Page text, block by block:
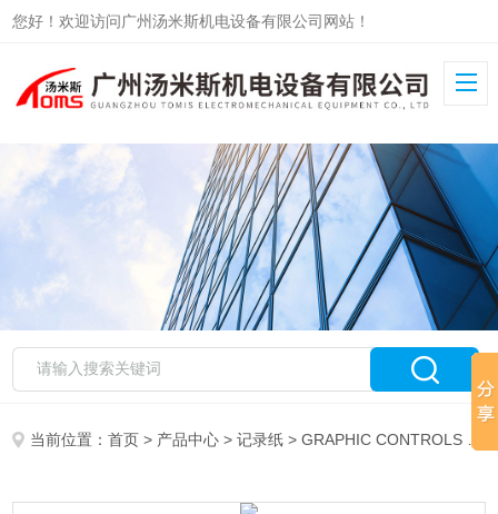
您好！欢迎访问广州汤米斯机电设备有限公司网站！
当前位置：首页 > 产品中心 >记录纸 >GRAPHIC CONTROLS